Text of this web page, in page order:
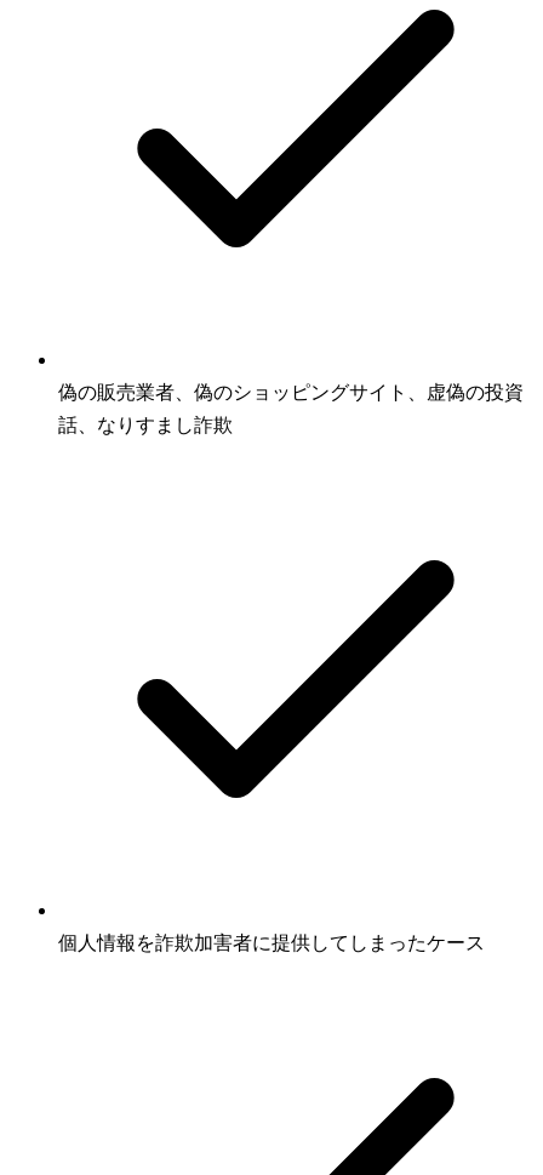
偽の販売業者、偽のショッピングサイト、虚偽の投資
話、なりすまし詐欺
個人情報を詐欺加害者に提供してしまったケース